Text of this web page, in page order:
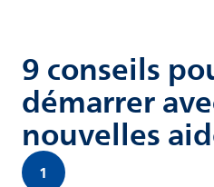
9 conseils
démarrer
nouvelles
1